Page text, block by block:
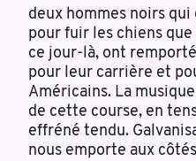
deux hommes noirs
pour fuir les chiens que
ce jour-là, ont
pour leur carrière et
Américains. La
de cette course, en
effréné tendu.
nous emporte aux